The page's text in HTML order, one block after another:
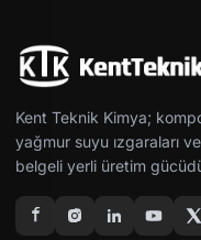
Kent Teknik Kimya;
yağmur suyu ızgaraları
belgeli yerli üretim